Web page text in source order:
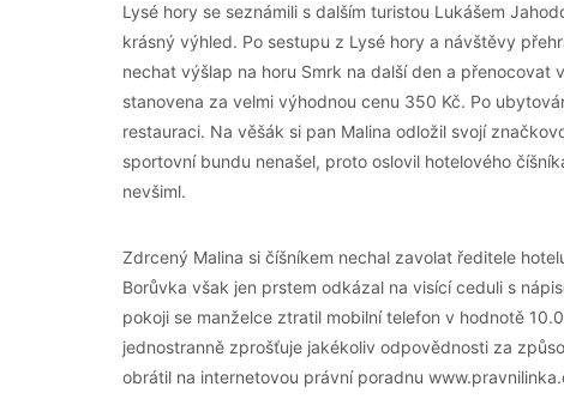
Lysé hory se seznámili s dalším turistou Lukášem
krásný výhled. Po sestupu z Lysé hory a návštěvy
nechat výšlap na horu Smrk na další den a
stanovena za velmi výhodnou cenu 350 Kč. Po
restauraci. Na věšák si pan Malina odložil svojí
sportovní bundu nenašel, proto oslovil hotelového
nevšiml.
Zdrcený Malina si číšníkem nechal zavolat ředitele
Borůvka však jen prstem odkázal na visící ceduli s
pokoji se manželce ztratil mobilní telefon v hodnotě
jednostranně zprošťuje jakékoliv odpovědnosti za
obrátil na internetovou právní poradnu